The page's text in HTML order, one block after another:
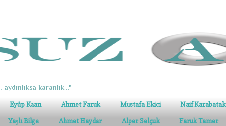
karanlık..."
Eyüp Kaan Ahmet Faruk Mustafa Ekici Naif Karabatak
Yaşlı Bilge Ahmet Haydar Alper Selçuk Faruk Tamer